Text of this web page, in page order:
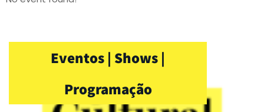
Eventos | Shows |
Programação